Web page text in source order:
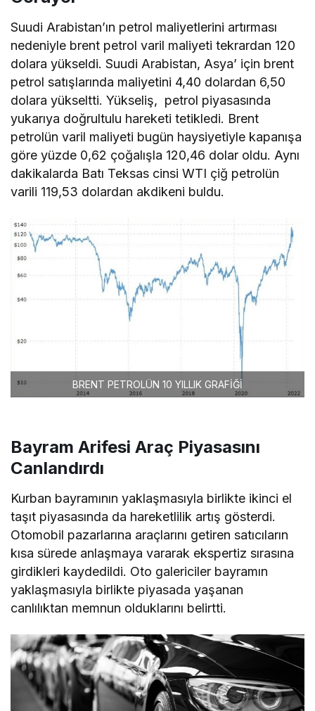
Suudi Arabistan’ın petrol maliyetlerini artırması
nedeniyle brent petrol varil maliyeti tekrardan 120
dolara yükseldi. Suudi Arabistan, Asya’ için brent
petrol satışlarında maliyetini 4,40 dolardan 6,50
dolara yükseltti. Yükseliş, petrol piyasasında
yukarıya doğrultulu hareketi tetikledi. Brent
petrolün varil maliyeti bugün haysiyetiyle kapanışa
göre yüzde 0,62 çoğalışla 120,46 dolar oldu. Aynı
dakikalarda Batı Teksas cinsi WTI çiğ petrolün
varili 119,53 dolardan akdikeni buldu.
BRENT PETROLÜN 10 YILLIK GRAFİĞİ
Bayram Arifesi Araç Piyasasını
Canlandırdı
Kurban bayramının yaklaşmasıyla birlikte ikinci el
taşıt piyasasında da hareketlilik artış gösterdi.
Otomobil pazarlarına araçlarını getiren satıcıların
kısa sürede anlaşmaya vararak ekspertiz sırasına
girdikleri kaydedildi. Oto galericiler bayramın
yaklaşmasıyla birlikte piyasada yaşanan
canlılıktan memnun olduklarını belirtti.